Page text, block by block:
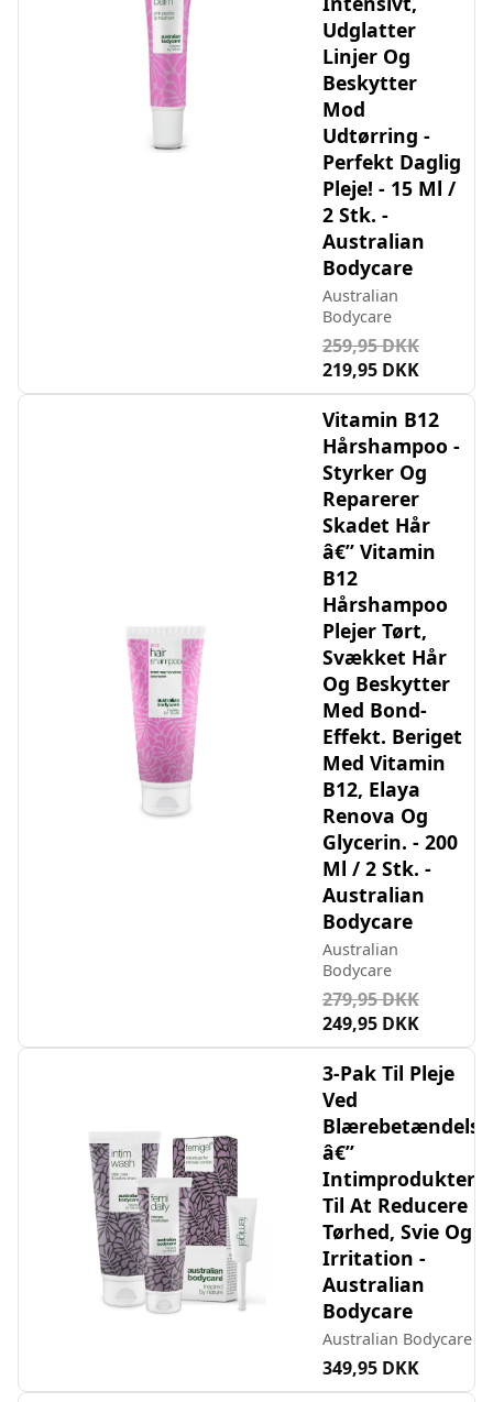
Udglatter
Linjer Og
Beskytter
Mod
Udtørring -
Perfekt Daglig
Pleje! - 15 Ml /
2 Stk. -
Australian
Bodycare
Australian
Bodycare
259,95 DKK
219,95 DKK
Vitamin B12
Hårshampoo -
Styrker Og
Reparerer
Skadet Hår
â€” Vitamin
B12
Hårshampoo
Plejer Tørt,
Svækket Hår
Og Beskytter
Med Bond-
Effekt. Beriget
Med Vitamin
B12, Elaya
Renova Og
Glycerin. - 200
Ml / 2 Stk. -
Australian
Bodycare
Australian
Bodycare
279,95 DKK
249,95 DKK
3-Pak Til Pleje
Ved
Blærebetændelse
â€”
Intimprodukter
Til At Reducere
Tørhed, Svie Og
Irritation -
Australian
Bodycare
Australian Bodycare
349,95 DKK